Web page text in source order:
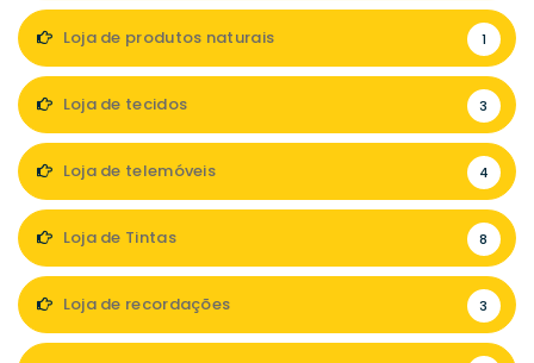
Loja de produtos naturais 1
Loja de tecidos 3
Loja de telemóveis 4
Loja de Tintas 8
Loja de recordações 3